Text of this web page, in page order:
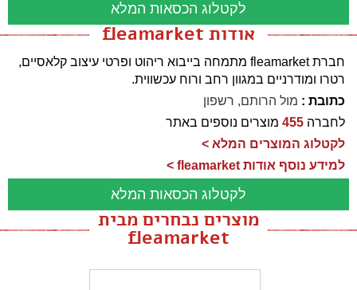
לקטלוג הכסאות המלא
אודות fleamarket
חברת fleamarket מתמחה בייבוא ריהוט ופרטי עיצוב קלאסיים,
רטרו ומודרניים במגוון רחב ורוח עכשווית.
כתובת : מול הרותם, רשפון
לחברה 455 מוצרים נוספים באתר
לקטלוג המוצרים המלא >
למידע נוסף אודות fleamarket >
לקטלוג הכסאות המלא
מוצרים נבחרים מבית
fleamarket